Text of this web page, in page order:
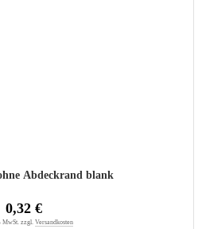
Abdeckrand blank
0,32 €
MwSt. zzgl. Versandkosten